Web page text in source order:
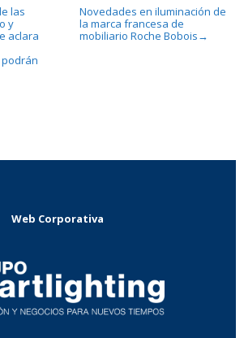
las
y
aclara
Novedades en iluminación de
la marca francesa de
mobiliario Roche Bobois →
Web Corporativa